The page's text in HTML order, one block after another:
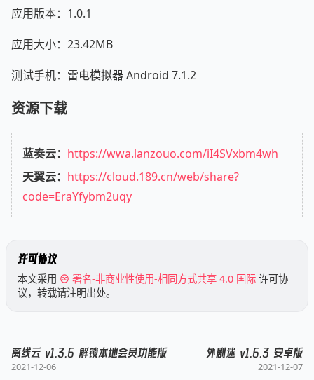
应用版本：1.0.1
应用大小：23.42MB
测试手机：雷电模拟器 Android 7.1.2
资源下载
蓝奏云： https://wwa.lanzouo.com/iI4SVxbm4wh
天翼云： https://cloud.189.cn/web/share?
code=EraYfybm2uqy
许可协议
本文采用 署名-非商业性使用-相同方式共享 4.0 国际 许可协
议，转载请注明出处。
离线云 v1.3.6 解锁本地会员功能版
2021-12-06
外剧迷 v1.6.3 安卓版
2021-12-07